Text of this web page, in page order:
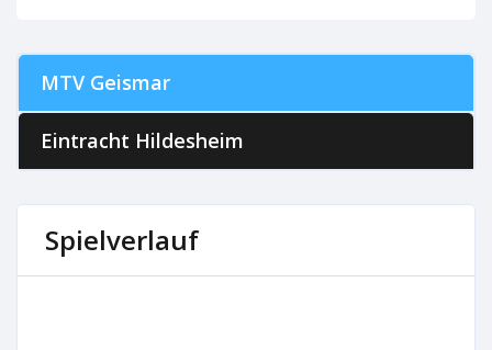
MTV Geismar
Eintracht Hildesheim
Spielverlauf